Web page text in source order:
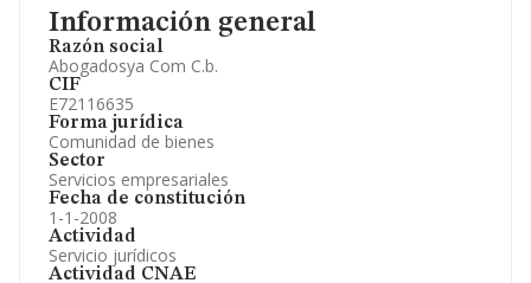
Información general
Razón social
Abogadosya Com C.b.
CIF
E72116635
Forma jurídica
Comunidad de bienes
Sector
Servicios empresariales
Fecha de constitución
1-1-2008
Actividad
Servicio jurídicos
Actividad CNAE
Información oficial y registral complementaria.